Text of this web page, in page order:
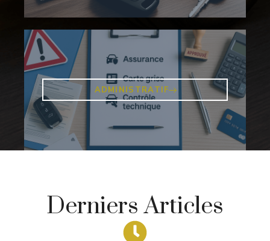
ADMINISTRATIF
Derniers Articles